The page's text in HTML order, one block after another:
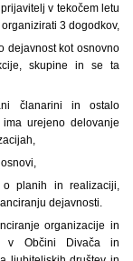
v tekočem letu
3 dogodkov,
dejavnost kot osnovno
skupine in se ta
članarini in ostalo
urejeno delovanje
planih in realizaciji,
dejavnosti.
organizacije in
v Občini Divača in